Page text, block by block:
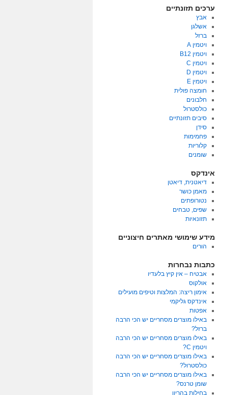
ערכים תזונתיים
אבץ
אשלגן
ברזל
ויטמין A
ויטמין B12
ויטמין C
ויטמין D
ויטמין E
חומצה פולית
חלבונים
כולסטרול
סיבים תזונתיים
סידן
פחמימות
קלוריות
שומנים
אינדקס
דיאטנית, דיאטן
מאמן כושר
נטורופתים
שפים, טבחים
תזונאיות
מידע שימושי מאתרים חיצוניים
הורים
כתבות נבחרות
אבטיח – אין קיץ בלעדיו
אולקוס
אימון ריצה: המלצות וטיפים מועילים
אינדקס גליקמי
אפטות
באילו מוצרים מסחריים יש הכי הרבה
ברזל?
באילו מוצרים מסחריים יש הכי הרבה
ויטמין C?
באילו מוצרים מסחריים יש הכי הרבה
כולסטרול?
באילו מוצרים מסחריים יש הכי הרבה
שומן טרנס?
בחילות בהריון